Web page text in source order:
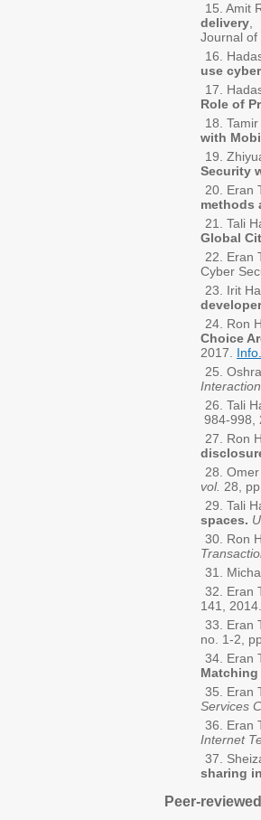
Amit
delivery
Journal of
use
Role of
with
Security
Eran
methods
Tali
Global
Eran
Cyber
Irit
Ron
Choice
2017. Info.
Interaction
Tali
984-998,
Ron
vol. 28,
Tali
spaces.
Ron
Eran
141, 2014.
Eran
no. 1-2,
Eran
Eran
Services
Eran
Internet
sharing
Peer-